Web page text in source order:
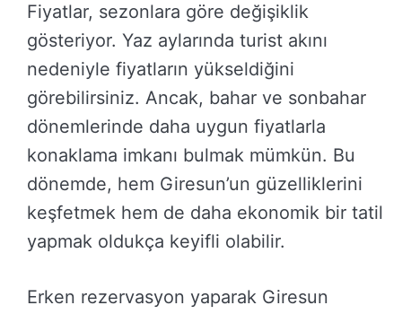
Fiyatlar, sezonlara göre değişiklik
gösteriyor. Yaz aylarında turist akını
nedeniyle fiyatların yükseldiğini
görebilirsiniz. Ancak, bahar ve sonbahar
dönemlerinde daha uygun fiyatlarla
konaklama imkanı bulmak mümkün. Bu
dönemde, hem Giresun’un güzelliklerini
keşfetmek hem de daha ekonomik bir tatil
yapmak oldukça keyifli olabilir.
Erken rezervasyon yaparak Giresun